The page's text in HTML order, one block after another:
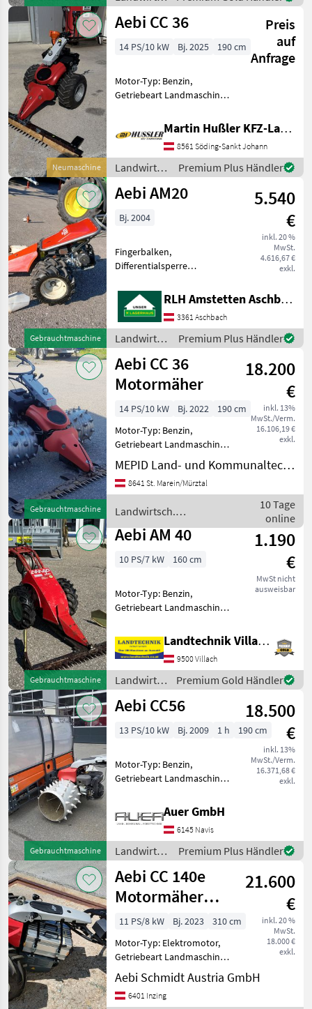
Motorfahrzeuge
/ Aebi
Neumaschine
Aebi CC 36
Preis
auf
Anfrage
14 PS/10 kW Bj. 2025 190 cm
Motor-Typ: Benzin,
Getriebeart Landmaschine:
Zylinderanzahl: 1 Zylinder,
Fingerbalken,
Stachelwalzen Zum Verkauf
steht ein neuer Aebi CC36 •
hydros
Martin Hußler KFZ-Landtechnik
8561 Söding-Sankt Johann
Landwirtsch.
Motorfahrzeuge
/ Aebi
Premium Plus Händler
Gebrauchtmaschine
Aebi AM20
5.540
€
inkl. 20 %
MwSt.
4.616,67 €
exkl.
Bj. 2004
Fingerbalken,
Differentialsperre
Differentialsperre,
Zwillingsbereifung, Motor 9
PS Landwirtsch.
Motorfahrzeuge
Motormäher/-fräsen
RLH Amstetten Aschbach
3361 Aschbach
Landwirtsch.
Motorfahrzeuge
/ Aebi
Premium Plus Händler
Gebrauchtmaschine
Aebi CC 36
Motormäher
18.200
€
inkl. 13%
MwSt./Verm.
16.106,19 €
exkl.
14 PS/10 kW Bj. 2022
190 cm
Motor-Typ: Benzin,
Getriebeart Landmaschine:
Hydrostatgetriebe,
Zylinderanzahl: 1 Zylinder,
Lenkbremse,
Stachelwalzen,
Lenkhebellenkung,
Radausschaltung Top
MEPID Land- und Kommunaltechnik GmbH
8641 St. Marein/Mürztal
Landwirtsch.
Motorfahrzeuge / Aebi
10 Tage
online
Gebrauchtmaschine
Aebi AM 40
1.190
€
MwSt nicht
ausweisbar
10 PS/7 kW 160 cm
Motor-Typ: Benzin,
Getriebeart Landmaschine:
Zylinderanzahl: 1 Zylinder,
Fingerbalken Aebi
Motormäher AM 40 mit MAG
4 Taktmotor, 2
Vorwärtsgänge und Rüc
Landtechnik Villach GmbH
9500 Villach
Landwirtsch.
Motorfahrzeuge
/ Aebi
Premium Gold Händler
Gebrauchtmaschine
Aebi CC56
18.500
€
inkl. 13%
MwSt./Verm.
16.371,68 €
exkl.
13 PS/10 kW Bj. 2009 1 h 190 cm
Motor-Typ: Benzin,
Getriebeart Landmaschine:
Zylinderanzahl: 1 Zylinder,
Fingerbalken,
Stachelwalzen,
Lenkhebellenkung Heumax
auch seperat zu verkaufen
Auer GmbH
6145 Navis
Landwirtsch.
Motorfahrzeuge
/ Aebi
Premium Plus Händler
Aebi CC 140e
Motormäher
Vorseriengerät
21.600
€
inkl. 20 %
MwSt.
18.000 €
exkl.
11 PS/8 kW Bj. 2023
310 cm
Motor-Typ: Elektromotor,
Getriebeart Landmaschine:
Hydrostatgetriebe •
Leistungsstarker
Elektroantrieb mit einem
Aebi Schmidt Austria GmbH
6401 Inzing